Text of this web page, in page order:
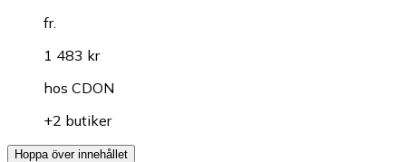
fr.
1 483 kr
hos CDON
+2 butiker
Hoppa över innehållet